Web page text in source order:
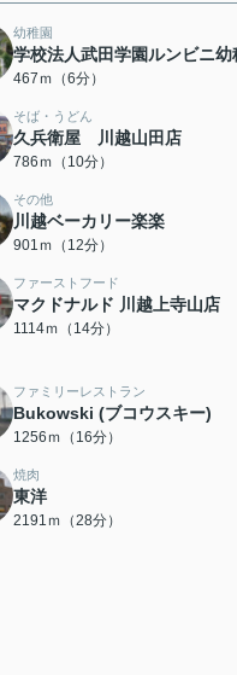
幼稚園
学校法人武田学園ルンビニ幼
467ｍ（6分）
そば・うどん
久兵衛屋 川越山田店
786ｍ（10分）
その他
川越ベーカリー楽楽
901ｍ（12分）
ファーストフード
マクドナルド 川越上寺山店
1114ｍ（14分）
ファミリーレストラン
Bukowski (ブコウスキー)
1256ｍ（16分）
焼肉
東洋
2191ｍ（28分）